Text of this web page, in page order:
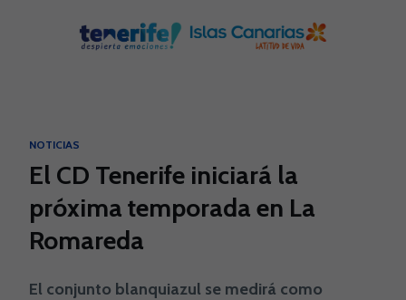
NOTICIAS
El CD Tenerife iniciará la
próxima temporada en La
Romareda
El conjunto blanquiazul se medirá como